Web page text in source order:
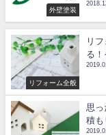
外壁塗装
リフォーム全般
リ
る！
思っ
積も